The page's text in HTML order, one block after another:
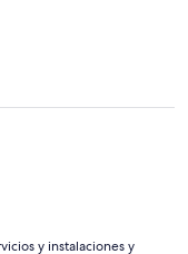
y instalaciones y